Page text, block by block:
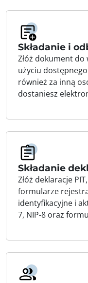
Składanie i
Złóż dokument
użyciu
również za inną
dostaniesz
Składanie
Złóż deklaracje
formularze
identyfikacyjne i
7, NIP-8 oraz